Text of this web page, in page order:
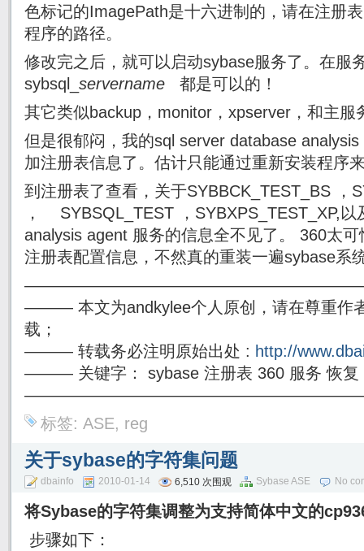
色标记的ImagePath是十六进制的，请在注册
程序的路径。
修改完之后，就可以启动sybase服务了。在服
sybsql_ servername 都是可以的！
其它类似backup，monitor，xpserver，和主服
但是很郁闷，我的sql server database
加注册表信息了。估计只能通过重新安装程序
到注册表了查看，关于SYBBCK_TEST_BS ，
， SYBSQL_TEST ，SYBXPS_TEST_XP,以
analysis agent 服务的信息全不见了。 360太
注册表配置信息，不然真的重装一遍sybase系
——— 本文为andkylee个人原创，请在尊重作
载；
——— 转载务必注明原始出处 : http://
——— 关键字： sybase 注册表 360 服务 恢复
标签: ASE, reg
关于sybase的字符集问题
dbainfo 2010-01-14 6,510 次围观 Sybase ASE No
将Sybase的字符集调整为支持简体中文的
步骤如下：